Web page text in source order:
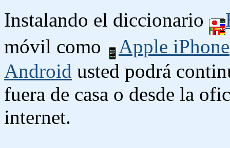
Instalando el diccionario
móvil como
Apple iPhone
Android usted podrá
fuera de casa o desde la
internet.